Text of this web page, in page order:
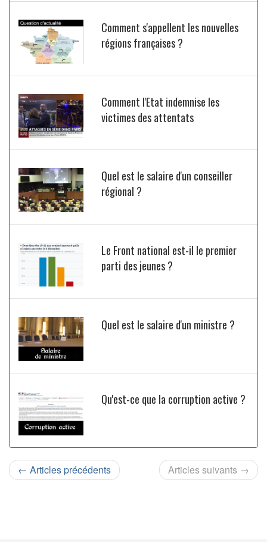
Comment s'appellent les nouvelles
régions françaises ?
Comment l'Etat indemnise les
victimes des attentats
Quel est le salaire d'un conseiller
régional ?
Le Front national est-il le premier
parti des jeunes ?
Quel est le salaire d'un ministre ?
Qu'est-ce que la corruption active ?
← Articles précédents Articles suivants →